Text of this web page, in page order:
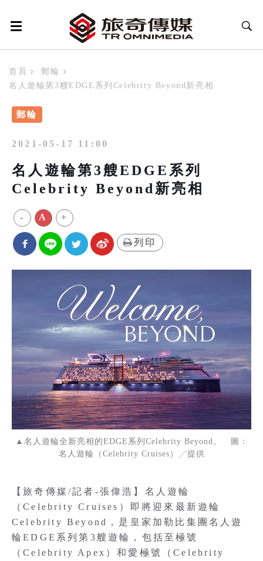
首頁
郵輪
名人遊輪第3艘EDGE系列Celebrity Beyond新亮相
郵輪
2021-05-17 11:00
名人遊輪第3艘EDGE系列
Celebrity Beyond新亮相
- A +
列印
▲名人遊輪全新亮相的EDGE系列Celebrity Beyond。 圖：
名人遊輪（Celebrity Cruises）╱提供
【旅奇傳媒/記者-張偉浩】名人遊輪
（Celebrity Cruises）即將迎來最新遊輪
Celebrity Beyond，是皇家加勒比集團名人遊
輪EDGE系列第3艘遊輪，包括至極號
（Celebrity Apex）和愛極號（Celebrity